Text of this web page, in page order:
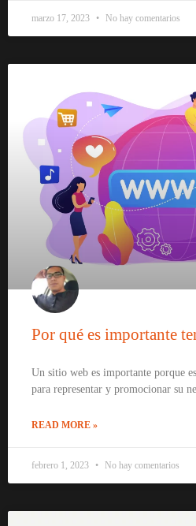
marzo 17, 2023 No hay comentarios
Por qué es importante
Un sitio web es importante porque
para representar y promocionar su
READ MORE »
febrero 1, 2023 No hay comentarios